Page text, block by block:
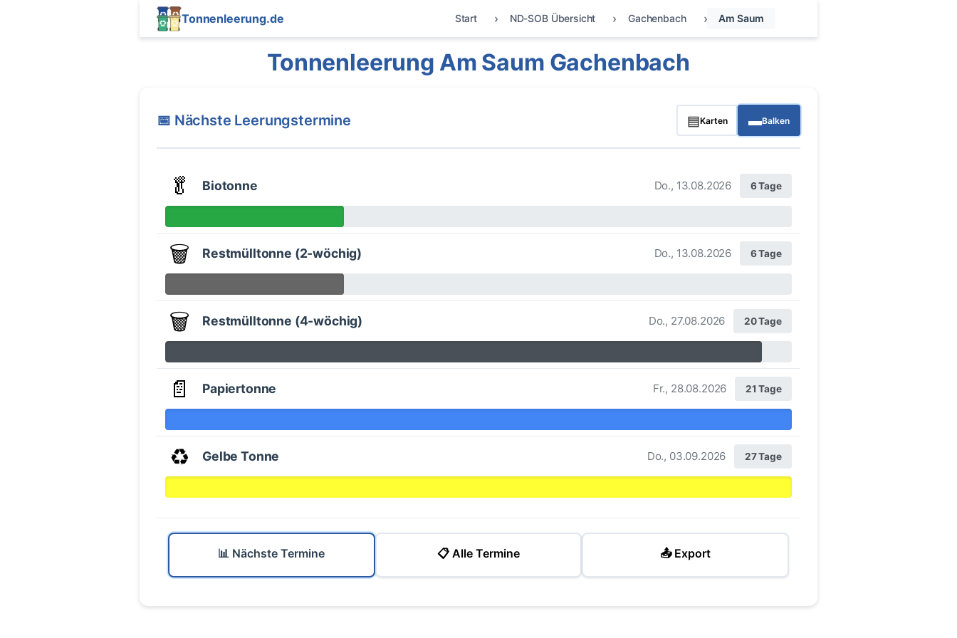
Tonnenleerung.de Start ND-SOB Übersicht Gachenbach Am Saum
Tonnenleerung Am Saum Gachenbach
📅 Nächste Leerungstermine ▤Karten ▬Balken
🥬 Biotonne Do., 13.08.2026 6 Tage
🗑️ Restmülltonne (2-wöchig) Do., 13.08.2026 6 Tage
🗑️ Restmülltonne (4-wöchig) Do., 27.08.2026 20 Tage
📄 Papiertonne Fr., 28.08.2026 21 Tage
♻️ Gelbe Tonne Do., 03.09.2026 27 Tage
📊 Nächste Termine 📋 Alle Termine 📤 Export